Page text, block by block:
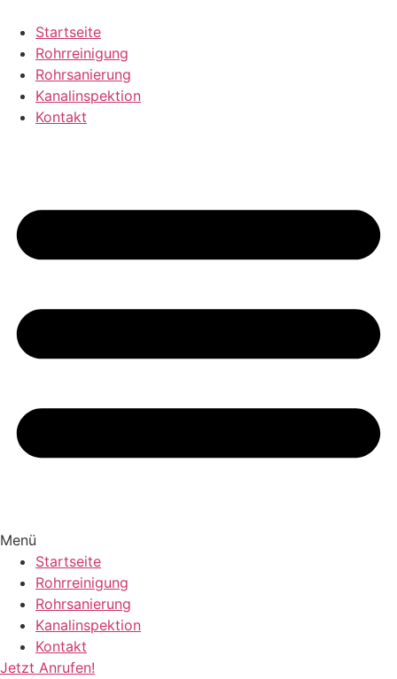
Inhalt
wechseln
Startseite
Rohrreinigung
Rohrsanierung
Kanalinspektion
Kontakt
Menü
Startseite
Rohrreinigung
Rohrsanierung
Kanalinspektion
Kontakt
Jetzt Anrufen!